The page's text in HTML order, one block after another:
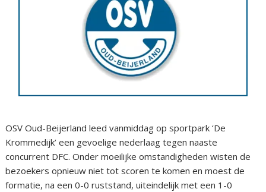
OSV Oud-Beijerland leed vanmiddag op sportpark ‘De
Krommedijk’ een gevoelige nederlaag tegen naaste
concurrent DFC. Onder moeilijke omstandigheden wisten de
bezoekers opnieuw niet tot scoren te komen en moest de
formatie, na een 0-0 ruststand, uiteindelijk met een 1-0